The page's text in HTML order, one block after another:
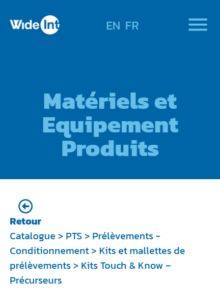
EN FR
Matériels et
Equipement
Produits
Retour
Catalogue > PTS> Prélèvements -
Conditionnement> Kits et mallettes de
prélèvements> Kits Touch & Know –
Précurseurs